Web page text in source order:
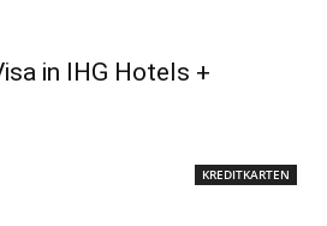
in IHG Hotels +
KREDITKARTEN